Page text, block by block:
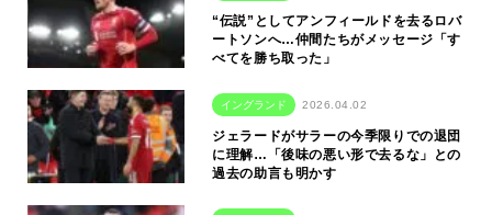
“伝説”としてアンフィールドを去るロバ
ートソンへ…仲間たちがメッセージ「す
べてを勝ち取った」
イングランド 2026.04.02
ジェラードがサラーの今季限りでの退団
に理解…「後味の悪い形で去るな」との
過去の助言も明かす